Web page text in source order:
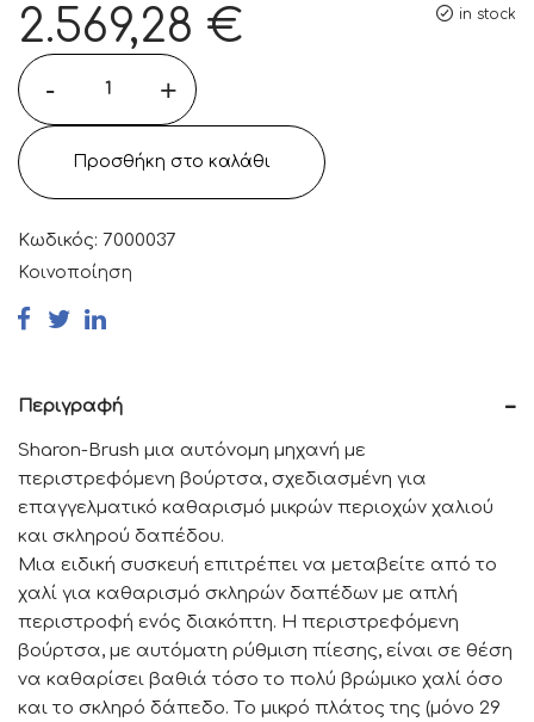
in stock
2.569,28 €
- +
Προσθήκη στο καλάθι
Κωδικός: 7000037
Κοινοποίηση
Περιγραφή
Sharon-Brush µια αυτόνοµη µηχανή µε
περιστρεφόµενη βούρτσα, σχεδιασµένη για
επαγγελµατικό καθαρισµό µικρών περιοχών χαλιού
και σκληρού δαπέδου.
Μια ειδική συσκευή επιτρέπει να μεταβείτε από το
χαλί για καθαρισμό σκληρών δαπέδων με απλή
περιστροφή ενός διακόπτη. Η περιστρεφόµενη
βούρτσα, µε αυτόµατη ρύθµιση πίεσης, είναι σε θέση
να καθαρίσει βαθιά τόσο το πολύ βρώµικο χαλί όσο
και το σκληρό δάπεδο. Τo μικρό πλάτος της (μόνο 29